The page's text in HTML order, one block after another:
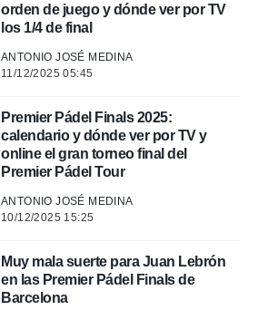
orden de juego y dónde ver por TV
los 1/4 de final
ANTONIO JOSÉ MEDINA
11/12/2025 05:45
Premier Pádel Finals 2025:
calendario y dónde ver por TV y
online el gran torneo final del
Premier Pádel Tour
ANTONIO JOSÉ MEDINA
10/12/2025 15:25
Muy mala suerte para Juan Lebrón
en las Premier Pádel Finals de
Barcelona